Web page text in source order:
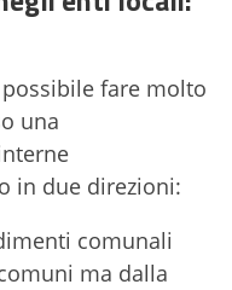
fare molto
una
in due direzioni:
comunali
ma dalla